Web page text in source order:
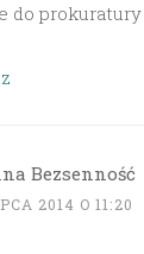
do
Bezsenność
2014 O 11:20